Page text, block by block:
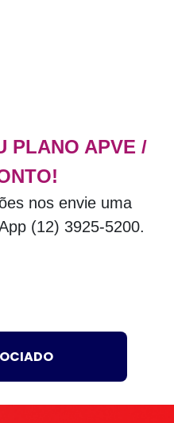
PLANO APVE /
nos envie uma
(12) 3925-5200.